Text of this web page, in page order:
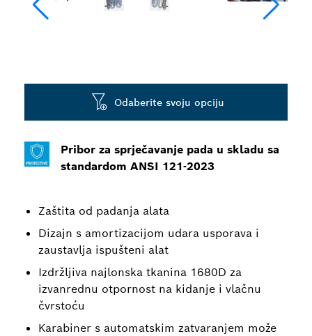
Pribor za sprječavanje pada u skladu sa
standardom ANSI 121-2023
Zaštita od padanja alata
Dizajn s amortizacijom udara usporava i
zaustavlja ispušteni alat
Izdržljiva najlonska tkanina 1680D za
izvanrednu otpornost na kidanje i vlačnu
čvrstoću
Karabiner s automatskim zatvaranjem može
Odaberite svoju opciju